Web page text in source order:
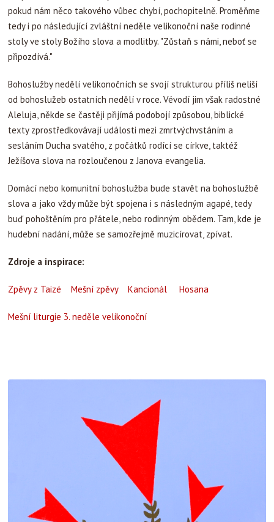
pokud nám něco takového vůbec chybí, pochopitelně. Proměňme
tedy i po následující zvláštní neděle velikonoční naše rodinné
stoly ve stoly Božího slova a modlitby. "Zůstaň s námi, neboť se
připozdívá."
Bohoslužby nedělí velikonočních se svojí strukturou příliš neliší
od bohoslužeb ostatních nedělí v roce. Vévodí jim však radostné
Aleluja, někde se častěji přijímá podobojí způsobou, biblické
texty zprostředkovávají události mezi zmrtvýchvstáním a
sesláním Ducha svatého, z počátků rodící se církve, taktéž
Ježíšova slova na rozloučenou z Janova evangelia.
Domácí nebo komunitní bohoslužba bude stavět na bohoslužbě
slova a jako vždy může být spojena i s následným agapé, tedy
buď pohoštěním pro přátele, nebo rodinným obědem. Tam, kde je
hudební nadání, může se samozřejmě muzicírovat, zpívat.
Zdroje a inspirace:
Zpěvy z Taizé Mešní zpěvy Kancionál Hosana
Mešní liturgie 3. neděle velikonoční